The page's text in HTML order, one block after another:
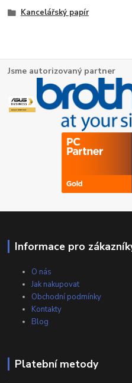
Kancelářský papír
Jsme autorizovaný partner
Informace pro
O nás
Jak nakupovat
Obchodní podmínky
Kontakty
Blog
Platební metody